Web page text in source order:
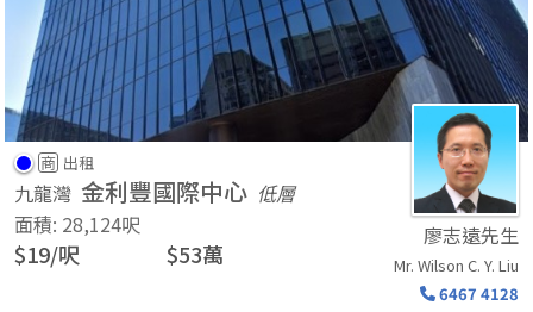
商 出租
九龍灣 金利豐國際中心 低層
面積: 28,124呎
$19/呎 $53萬
廖志遠先生
Mr. Wilson C. Y. Liu
6467 4128